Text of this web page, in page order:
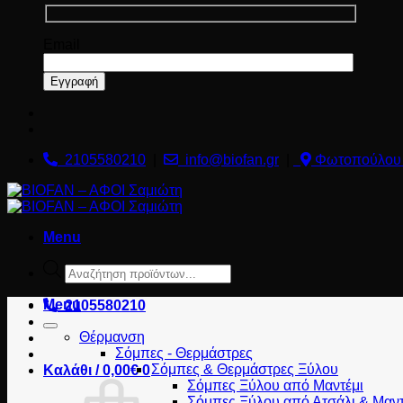
2105580210 info@biofan.gr Φωτοπούλου
Menu
Products
search
2105580210
Καλάθι /0,00€ 0
Menu
Θέρμανση
Σόμπες - Θερμάστρες
Σόμπες & Θερμάστρες Ξύλου
Σόμπες Ξύλου από Μαντέμι